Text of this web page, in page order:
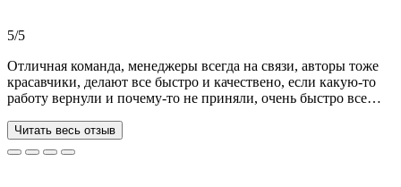
5/5
Отличная команда, менеджеры всегда на связи, авторы тоже
красавчики, делают все быстро и качествено, если какую-то
работу вернули и почему-то не приняли, очень быстро все
за 3 недели, до последнего не верила, что такое возможно, но
все удалось. Спасибо, что вы есть))
Читать весь отзыв